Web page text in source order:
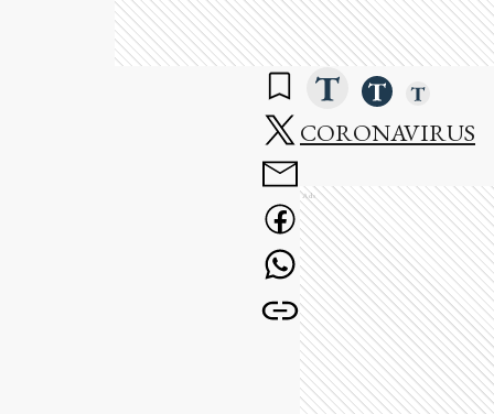
CORONAVIRUS
Ads